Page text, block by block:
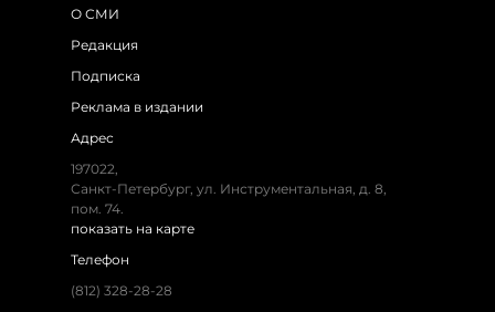
О СМИ
Редакция
Подписка
Реклама в издании
Адрес
197022,
Санкт-Петербург, ул. Инструментальная, д. 8,
пом. 74.
показать на карте
Телефон
(812) 328-28-28